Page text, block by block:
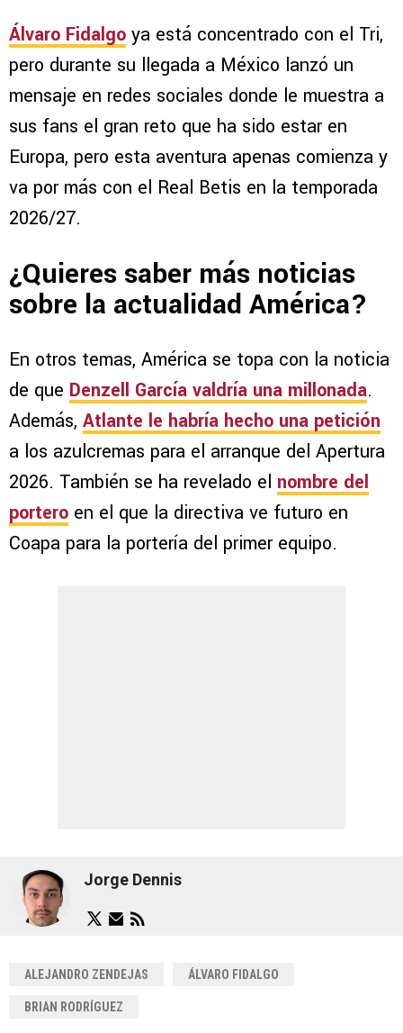
Álvaro Fidalgo ya está concentrado con el Tri,
pero durante su llegada a México lanzó un
mensaje en redes sociales donde le muestra a
sus fans el gran reto que ha sido estar en
Europa, pero esta aventura apenas comienza y
va por más con el Real Betis en la temporada
2026/27.
¿Quieres saber más noticias
sobre la actualidad América?
En otros temas, América se topa con la noticia
de que Denzell García valdría una millonada.
Además, Atlante le habría hecho una petición
a los azulcremas para el arranque del Apertura
2026. También se ha revelado el nombre del
portero en el que la directiva ve futuro en
Coapa para la portería del primer equipo.
Jorge Dennis
ALEJANDRO ZENDEJAS ÁLVARO FIDALGO
BRIAN RODRÍGUEZ